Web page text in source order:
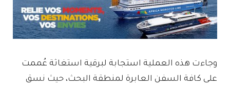
وجاءت هذه العملية استجابة لبرقية استغاثة عُممت
على كافة السفن العابرة لمنطقة البحث، حيث نسق